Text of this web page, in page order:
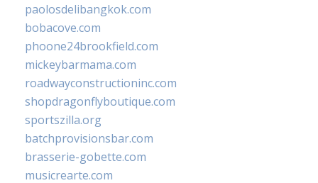
paolosdelibangkok.com
bobacove.com
phoone24brookfield.com
mickeybarmama.com
roadwayconstructioninc.com
shopdragonflyboutique.com
sportszilla.org
batchprovisionsbar.com
brasserie-gobette.com
musicrearte.com